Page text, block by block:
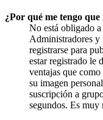
¿Por qué me tengo
No está obligado
Administradores y
registrarse para
estar registrado le
ventajas que
su imagen
suscripción a
segundos. Es muy